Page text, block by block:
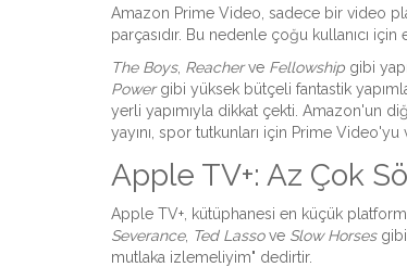
Amazon Prime Video, sadece bir video
parçasıdır. Bu nedenle çoğu kullanıcı
The Boys, Reacherve Fellowship gibi
Powergibi yüksek bütçeli fantastik
yerli yapımıyla dikkat çekti. Amazon'un
yayını, spor tutkunları için Prime
Apple TV+: Az Çok
Apple TV+, kütüphanesi en küçük
Severance, Ted Lassove Slow Horsesgibi
mutlaka izlemeliyim" dedirtir.